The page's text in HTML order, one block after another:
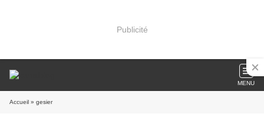
Publicité
MENU
Accueil » gesier